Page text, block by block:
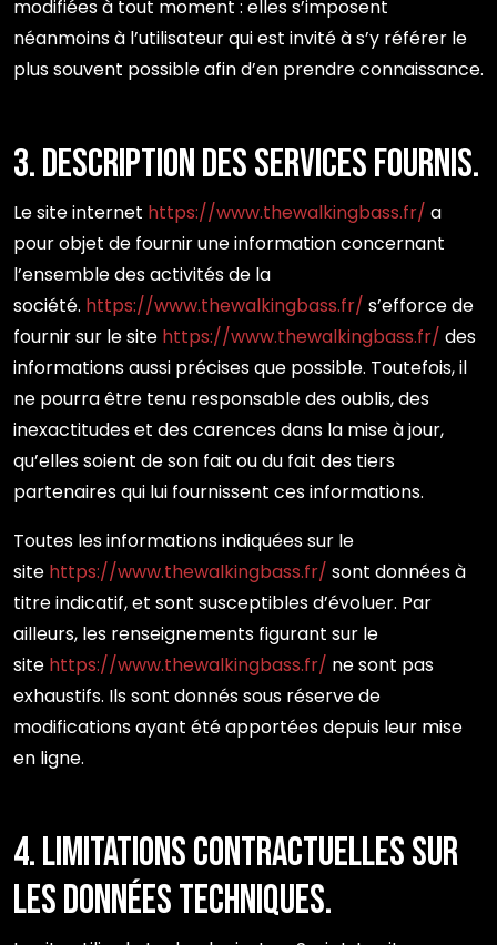
modifiées à tout moment : elles s’imposent
néanmoins à l’utilisateur qui est invité à s’y référer le
plus souvent possible afin d’en prendre connaissance.
3. Description des services fournis.
Le site internet https://www.thewalkingbass.fr/ a
pour objet de fournir une information concernant
l’ensemble des activités de la
société. https://www.thewalkingbass.fr/ s’efforce de
fournir sur le site https://www.thewalkingbass.fr/ des
informations aussi précises que possible. Toutefois, il
ne pourra être tenu responsable des oublis, des
inexactitudes et des carences dans la mise à jour,
qu’elles soient de son fait ou du fait des tiers
partenaires qui lui fournissent ces informations.
Toutes les informations indiquées sur le
site https://www.thewalkingbass.fr/ sont données à
titre indicatif, et sont susceptibles d’évoluer. Par
ailleurs, les renseignements figurant sur le
site https://www.thewalkingbass.fr/ ne sont pas
exhaustifs. Ils sont donnés sous réserve de
modifications ayant été apportées depuis leur mise
en ligne.
4. Limitations contractuelles sur
les données techniques.